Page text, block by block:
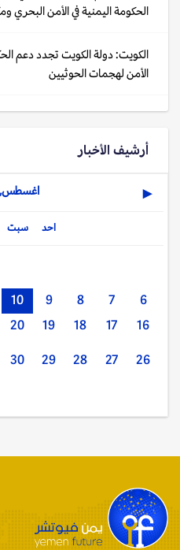
الحكومة اليمنية في الأمن البحري
الكويت: دولة الكويت تجدد دعم
الأمن لهجمات الحوثيين
أرشيف الأخبار
◀ اغسطس, 2026
سبت احد
6
7
8
9
10
16
17
18
19
20
26
27
28
29
30